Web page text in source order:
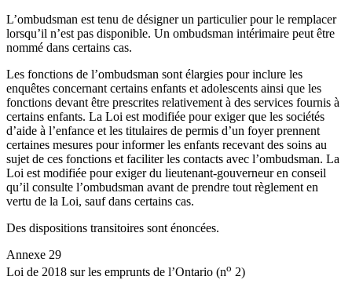
L’ombudsman est tenu de désigner un particulier pour le remplacer
lorsqu’il n’est pas disponible. Un ombudsman intérimaire peut être
nommé dans certains cas.
Les fonctions de l’ombudsman sont élargies pour inclure les
enquêtes concernant certains enfants et adolescents ainsi que les
fonctions devant être prescrites relativement à des services fournis à
certains enfants. La Loi est modifiée pour exiger que les sociétés
d’aide à l’enfance et les titulaires de permis d’un foyer prennent
certaines mesures pour informer les enfants recevant des soins au
sujet de ces fonctions et faciliter les contacts avec l’ombudsman. La
Loi est modifiée pour exiger du lieutenant-gouverneur en conseil
qu’il consulte l’ombudsman avant de prendre tout règlement en
vertu de la Loi, sauf dans certains cas.
Des dispositions transitoires sont énoncées.
Annexe 29
Loi de 2018 sur les emprunts de l’Ontario (no 2)